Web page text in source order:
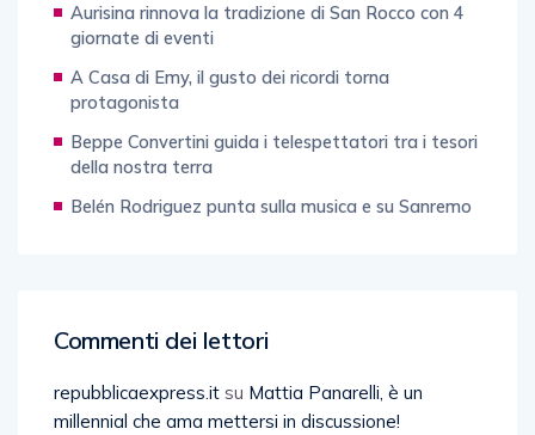
Aurisina rinnova la tradizione di San Rocco con 4
giornate di eventi
A Casa di Emy, il gusto dei ricordi torna
protagonista
Beppe Convertini guida i telespettatori tra i tesori
della nostra terra
Belén Rodriguez punta sulla musica e su Sanremo
Commenti dei lettori
repubblicaexpress.it su Mattia Panarelli, è un
millennial che ama mettersi in discussione!